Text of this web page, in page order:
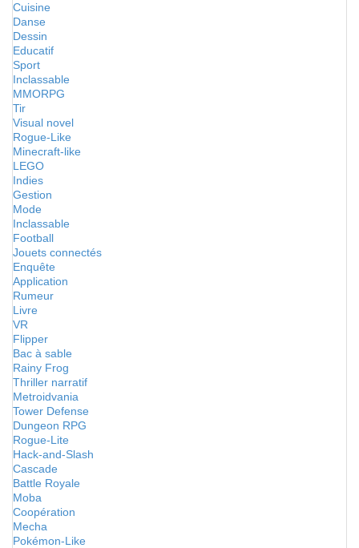
Cuisine
Danse
Dessin
Educatif
Sport
Inclassable
MMORPG
Tir
Visual novel
Rogue-Like
Minecraft-like
LEGO
Indies
Gestion
Mode
Inclassable
Football
Jouets connectés
Enquête
Application
Rumeur
Livre
VR
Flipper
Bac à sable
Rainy Frog
Thriller narratif
Metroidvania
Tower Defense
Dungeon RPG
Rogue-Lite
Hack-and-Slash
Cascade
Battle Royale
Moba
Coopération
Mecha
Pokémon-Like